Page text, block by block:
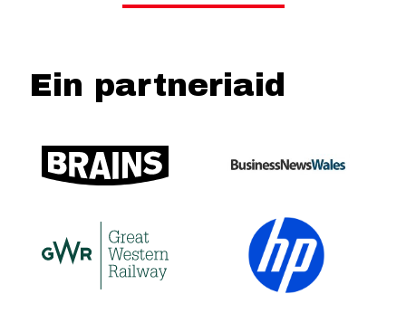
Ein partneriaid